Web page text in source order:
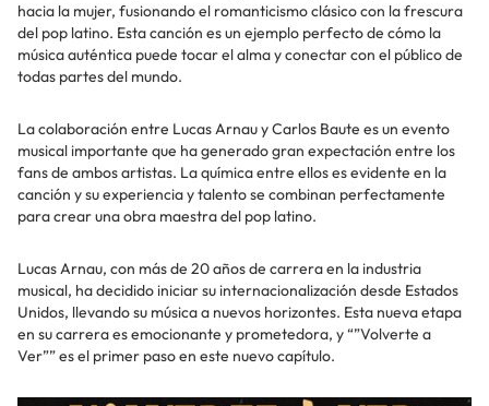
hacia la mujer, fusionando el romanticismo clásico con la frescura
del pop latino. Esta canción es un ejemplo perfecto de cómo la
música auténtica puede tocar el alma y conectar con el público de
todas partes del mundo.
La colaboración entre Lucas Arnau y Carlos Baute es un evento
musical importante que ha generado gran expectación entre los
fans de ambos artistas. La química entre ellos es evidente en la
canción y su experiencia y talento se combinan perfectamente
para crear una obra maestra del pop latino.
Lucas Arnau, con más de 20 años de carrera en la industria
musical, ha decidido iniciar su internacionalización desde Estados
Unidos, llevando su música a nuevos horizontes. Esta nueva etapa
en su carrera es emocionante y prometedora, y “”Volverte a
Ver”” es el primer paso en este nuevo capítulo.